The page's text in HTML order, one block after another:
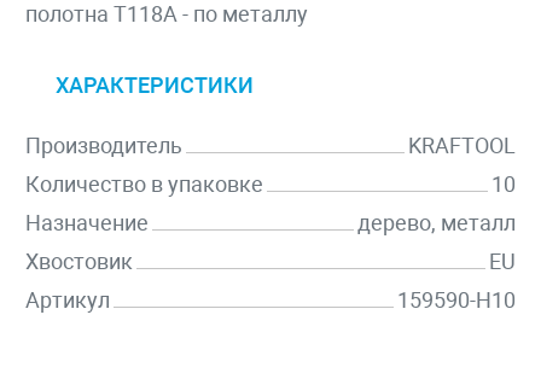
полотна T118A - по металлу
ХАРАКТЕРИСТИКИ
Производитель
KRAFTOOL
Количество в упаковке
10
Назначение
дерево, металл
Хвостовик
EU
Артикул
159590-H10